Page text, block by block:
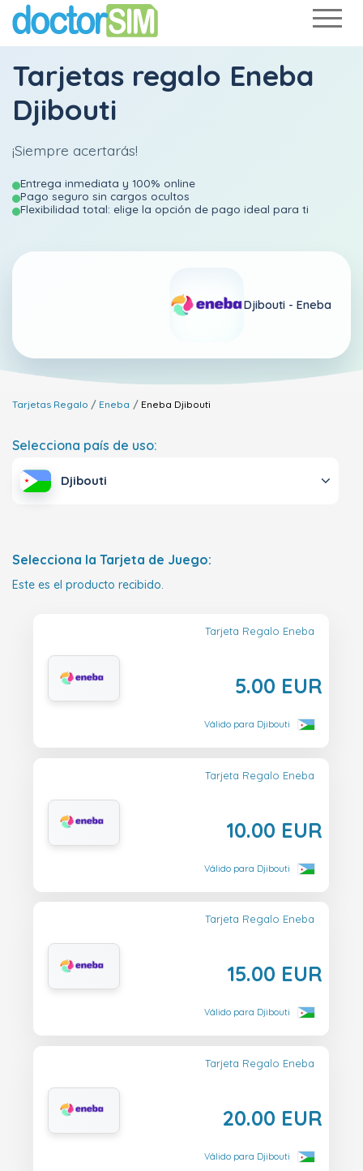
Tarjetas regalo Eneba
Djibouti
¡Siempre acertarás!
Entrega inmediata y 100% online
Pago seguro sin cargos ocultos
Flexibilidad total: elige la opción de pago ideal para ti
Djibouti - Eneba
Tarjetas Regalo Eneba Eneba Djibouti
Selecciona país de uso:
Djibouti
Selecciona la Tarjeta de Juego:
Este es el producto recibido.
Tarjeta Regalo Eneba
5.00 EUR
Válido para Djibouti
Tarjeta Regalo Eneba
10.00 EUR
Válido para Djibouti
Tarjeta Regalo Eneba
15.00 EUR
Válido para Djibouti
Tarjeta Regalo Eneba
20.00 EUR
Válido para Djibouti